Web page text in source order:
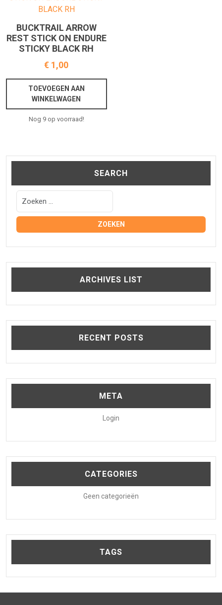
BUCKTRAIL ARROW
REST STICK ON ENDURE
STICKY BLACK RH
€ 1,00
TOEVOEGEN AAN
WINKELWAGEN
Nog 9 op voorraad!
SEARCH
ARCHIVES LIST
RECENT POSTS
META
Login
CATEGORIES
Geen categorieën
TAGS